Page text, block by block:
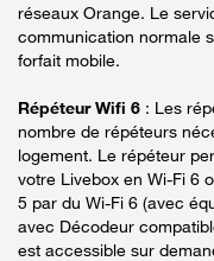
réseaux Orange. Le
communication normale
forfait mobile.
Répéteur Wifi 6 : Les
nombre de répéteurs
logement. Le répéteur
votre Livebox en Wi-Fi 6
5 par du Wi-Fi 6 (avec
avec Décodeur
est accessible sur